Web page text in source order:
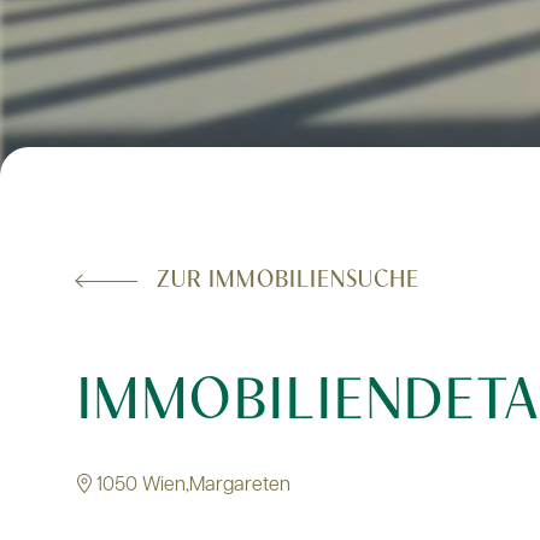
ZUR IMMOBILIENSUCHE
1050 Wien,Margareten